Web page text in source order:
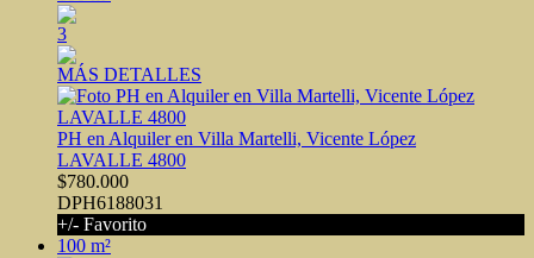
3
MÁS DETALLES
PH en Alquiler en Villa Martelli, Vicente López
LAVALLE 4800
$780.000
DPH6188031
+/- Favorito
100 m²